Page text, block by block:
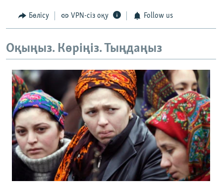
Бөлісу VPN-сіз оқу Follow us
Оқыңыз. Көріңіз. Тыңдаңыз